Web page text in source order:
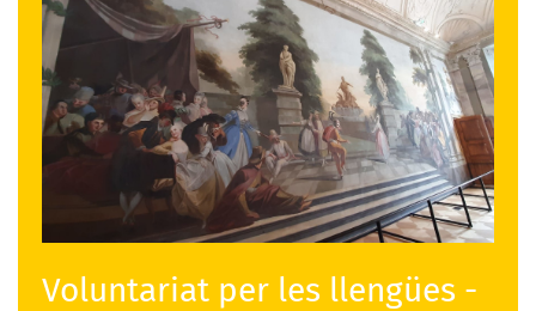
Voluntariat per les llengües -